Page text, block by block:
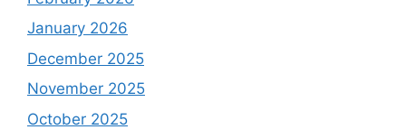
January 2026
December 2025
November 2025
October 2025